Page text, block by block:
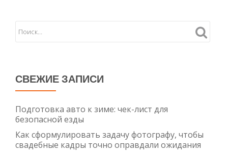
СВЕЖИЕ ЗАПИСИ
Подготовка авто к зиме: чек-лист для
безопасной езды
Как сформулировать задачу фотографу, чтобы
свадебные кадры точно оправдали ожидания